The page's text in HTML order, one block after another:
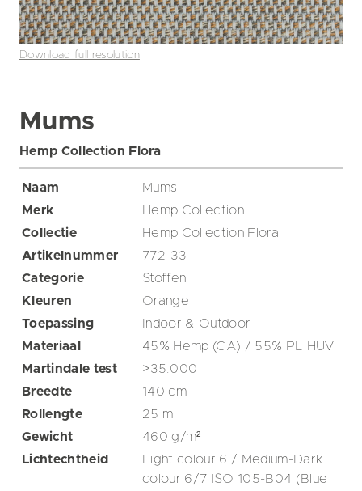
Download full resolution
Mums
Hemp Collection Flora
Naam
Mums
Merk
Hemp Collection
Collectie
Hemp Collection Flora
Artikelnummer
772-33
Categorie
Stoffen
Kleuren
Orange
Toepassing
Indoor & Outdoor
Materiaal
45% Hemp (CA) / 55% PL HUV
Martindale test
>35.000
Breedte
140cm
Rollengte
25 m
Gewicht
460g/m²
Lichtechtheid
Light colour 6 / Medium-Dark
colour 6/7 ISO 105-B04 (Blue